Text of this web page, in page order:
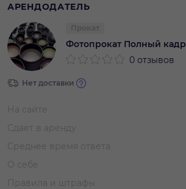
АРЕНДОДАТЕЛЬ
Фотопрокат Полный кадр
0 отзывов
Нет доставки
На сайте
Сдает в аренду
Среднее время ответа
О себе
Правила и штрафы